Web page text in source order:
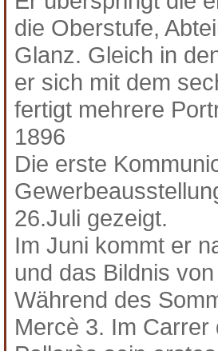
die Oberstufe,
Glanz. Gleich in
er sich mit dem
fertigt mehrere
1896
Die erste
26.Juli gezeigt.
Im Juni kommt er
und das Bildnis
Während des
Mercè 3. Im